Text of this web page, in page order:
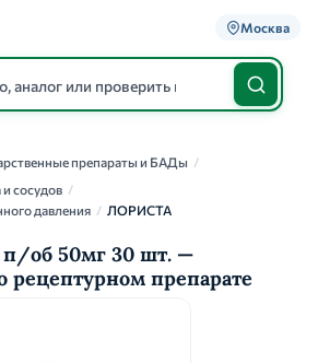
Москва
препараты и БАДы /
сосудов /
давления / ЛОРИСТА
об 50мг 30 шт. —
препарате